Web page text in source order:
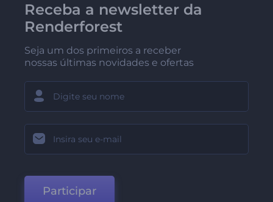
Receba a newsletter da
Renderforest
Seja um dos primeiros a receber
nossas últimas novidades e ofertas
Participar